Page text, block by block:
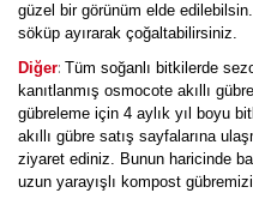
güzel bir görünüm elde
söküp ayırarak çoğaltabilirsiniz.
Diğer: Tüm soğanlı bitkilerde
kanıtlanmış osmocote akıllı
gübreleme için 4 aylık yıl boyu
akıllı gübre satış sayfalarına
ziyaret ediniz. Bunun haricinde
uzun yarayışlı kompost